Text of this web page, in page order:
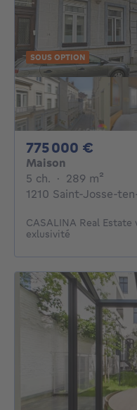
SOUS OPTION
775 000 €
Maison
5 ch. 5 chambres
· 289 m²
1210 Saint-Josse-
CASALINA Real Estate
exlusivité